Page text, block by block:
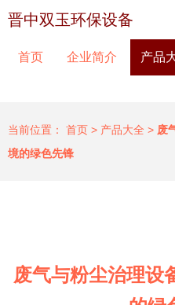
晋中双玉环保设备
首页 企业简介 产品
当前位置： 首页 > 产品大全 > 废
境的绿色先锋
废气与粉尘治理设